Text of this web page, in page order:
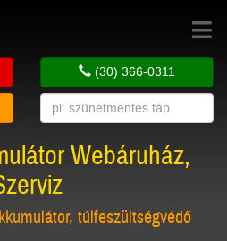
Toggle
(30) 366-0311
Webáruház,
túlfeszültségvédő